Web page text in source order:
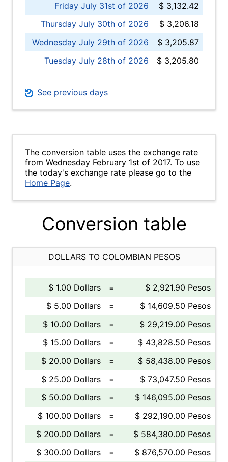
Friday July 31st of 2026
$ 3,132.42
Thursday July 30th of 2026
$ 3,206.18
Wednesday July 29th of 2026
$ 3,205.87
Tuesday July 28th of 2026
$ 3,205.80
See previous days
The conversion table uses the exchange rate
from Wednesday February 1st of 2017. To use
the today's exchange rate please go to the
Home Page.
Conversion table
DOLLARS TO COLOMBIAN PESOS
$ 1.00 Dollars =
$ 2,921.90 Pesos
$ 5.00 Dollars
=
$ 14,609.50 Pesos
$ 10.00 Dollars
=
$ 29,219.00 Pesos
$ 15.00 Dollars
=
$ 43,828.50 Pesos
$ 20.00 Dollars
=
$ 58,438.00 Pesos
$ 25.00 Dollars
=
$ 73,047.50 Pesos
$ 50.00 Dollars
=
$ 146,095.00 Pesos
$ 100.00 Dollars
=
$ 292,190.00 Pesos
$ 200.00 Dollars
=
$ 584,380.00 Pesos
$ 300.00 Dollars
=
$ 876,570.00 Pesos